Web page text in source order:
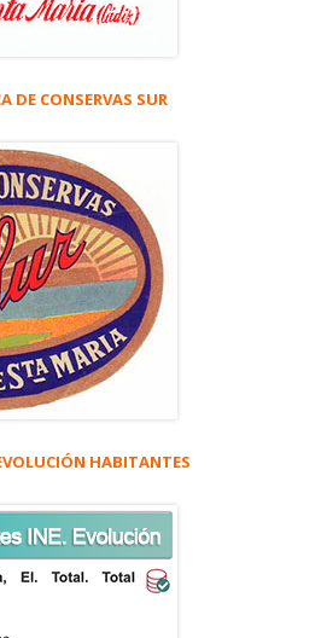
DE CONSERVAS SUR
HABITANTES